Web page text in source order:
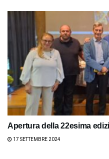
Apertura della 22esima
17 SETTEMBRE 2024